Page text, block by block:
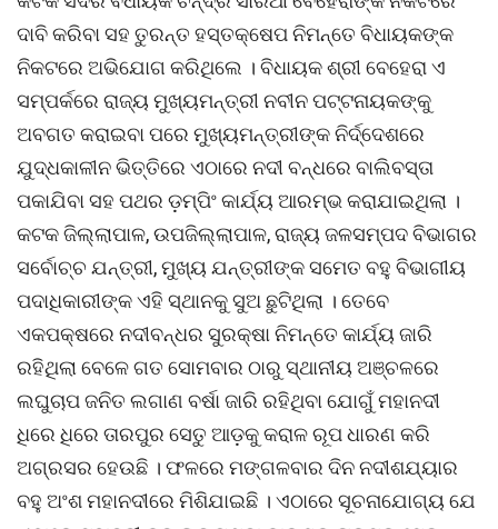
ଦାବି କରିବା ସହ ତୁରନ୍ତ ହସ୍ତକ୍ଷେପ ନିମନ୍ତେ ବିଧାୟକଙ୍କ
ନିକଟରେ ଅଭିଯୋଗ କରିଥିଲେ । ବିଧାୟକ ଶ୍ରୀ ବେହେରା ଏ
ସମ୍ପର୍କରେ ରାଜ୍ୟ ମୁଖ୍ୟମନ୍ତ୍ରୀ ନବୀନ ପଟ୍ଟନାୟକଙ୍କୁ
ଅବଗତ କରାଇବା ପରେ ମୁଖ୍ୟମନ୍ତ୍ରୀଙ୍କ ନିର୍ଦ୍ଦେଶରେ
ଯୁଦ୍ଧକାଳୀନ ଭିତ୍ତିରେ ଏଠାରେ ନଦୀ ବନ୍ଧରେ ବାଲିବସ୍ତା
ପକାଯିବା ସହ ପଥର ଡ଼ମ୍ପିଂ କାର୍ଯ୍ୟ ଆରମ୍ଭ କରାଯାଇଥିଲା ।
କଟକ ଜିଲ୍ଲାପାଳ, ଉପଜିଲ୍ଲାପାଳ, ରାଜ୍ୟ ଜଳସମ୍ପଦ ବିଭାଗର
ସର୍ବୋଚ୍ଚ ଯନ୍ତ୍ରୀ, ମୁଖ୍ୟ ଯନ୍ତ୍ରୀଙ୍କ ସମେତ ବହୁ ବିଭାଗୀୟ
ପଦାଧିକାରୀଙ୍କ ଏହି ସ୍ଥାନକୁ ସୁଅ ଛୁଟିଥିଲା । ତେବେ
ଏକପକ୍ଷରେ ନଦୀବନ୍ଧର ସୁରକ୍ଷା ନିମନ୍ତେ କାର୍ଯ୍ୟ ଜାରି
ରହିଥିଲା ବେଳେ ଗତ ସୋମବାର ଠାରୁ ସ୍ଥାନୀୟ ଅଞ୍ଚଳରେ
ଲଘୁଚାପ ଜନିତ ଲଗାଣ ବର୍ଷା ଜାରି ରହିଥିବା ଯୋଗୁଁ ମହାନଦୀ
ଧିରେ ଧିରେ ତାରପୁର ସେତୁ ଆଡ଼କୁ କରାଳ ରୂପ ଧାରଣ କରି
ଅଗ୍ରସର ହେଉଛି । ଫଳରେ ମଙ୍ଗଳବାର ଦିନ ନଦୀଶଯ୍ୟାର
ବହୁ ଅଂଶ ମହାନଦୀରେ ମିଶିଯାଇଛି । ଏଠାରେ ସୂଚନାଯୋଗ୍ୟ ଯେ